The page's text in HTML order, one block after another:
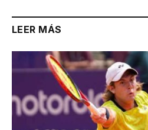
LEER MÁS